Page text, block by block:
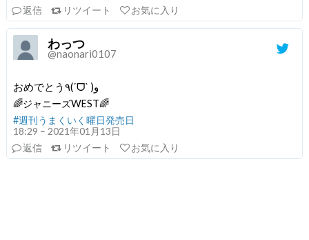
返信
リツイート お気に入り
わっつ
@naonari0107
おめでとう٩(ˊᗜˋ )و
🌈ジャニーズWEST🌈
#週刊うまくいく曜日発売日
18:29 – 2021年01月13日
返信
リツイート お気に入り